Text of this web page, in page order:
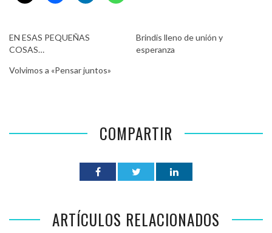
EN ESAS PEQUEÑAS
COSAS…
Brindis lleno de unión y
esperanza
Volvimos a «Pensar juntos»
COMPARTIR
ARTÍCULOS RELACIONADOS